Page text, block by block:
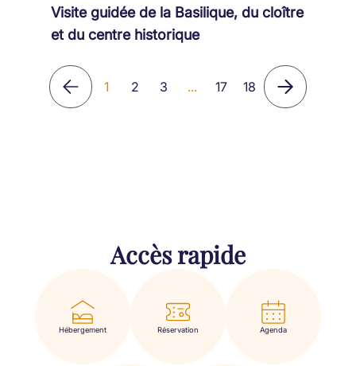
Visite guidée de la Basilique, du cloître
et du centre historique
1 2 3 ... 17 18
Accès rapide
Hébergement Réservation Agenda